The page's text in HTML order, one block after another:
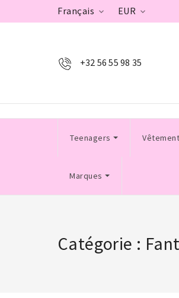
Français  EUR 
+32 56 55 98 35
Teenagers
Marques
Catégorie :